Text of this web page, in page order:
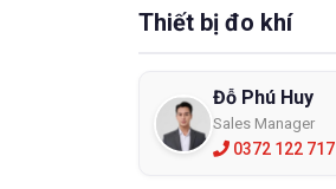
Thiết bị đo khí
Đỗ Phú Huy
Sales Manager
0372 122 717